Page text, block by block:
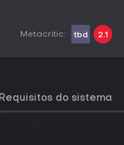
Metacritic: tbd 2.1
Requisitos do sistema